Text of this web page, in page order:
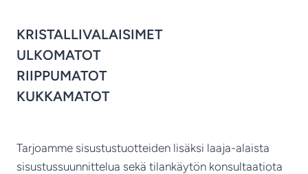
KRISTALLIVALAISIMET
ULKOMATOT
RIIPPUMATOT
KUKKAMATOT
Tarjoamme sisustustuotteiden lisäksi laaja-alaista
sisustussuunnittelua sekä tilankäytön konsultaatiota